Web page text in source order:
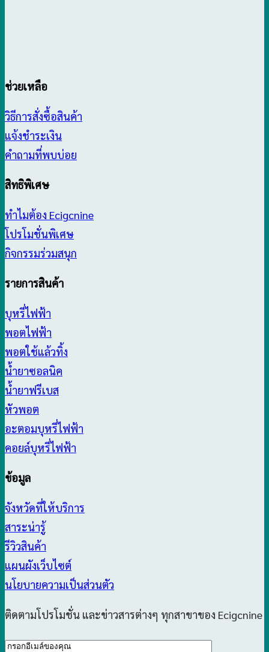
ช่วยเหลือ
วิธีการสั่งซื้อสินค้า
แจ้งชำระเงิน
คำถามที่พบบ่อย
สิทธิพิเศษ
ทำไมต้อง Ecigcnine
โปรโมชั่นพิเศษ
กิจกรรมร่วมสนุก
รายการสินค้า
บุหรี่ไฟฟ้า
พอตไฟฟ้า
พอตใช้แล้วทิ้ง
น้ำยาซอลนิค
น้ำยาฟรีเบส
หัวพอต
อะตอมบุหรี่ไฟฟ้า
คอยล์บุหรี่ไฟฟ้า
ข้อมูล
จังหวัดที่ให้บริการ
สาระน่ารู้
รีวิวสินค้า
แผนผังเว็บไซต์
นโยบายความเป็นส่วนตัว
ติดตามโปรโมชั่น และข่าวสารต่างๆ ทุกสาขาของ Ecigcnine